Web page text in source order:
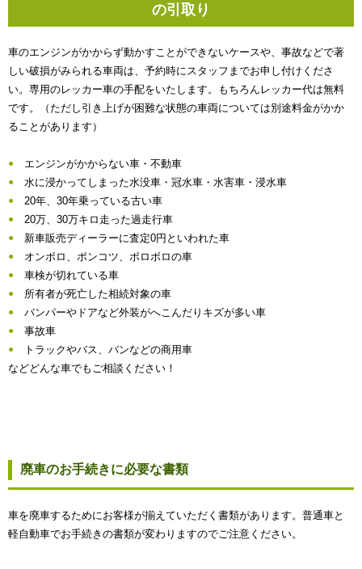
の引取り
車のエンジンがかからず動かすことができないケースや、事故などで著
しい破損がみられる車両は、予約時にスタッフまでお申し付けくださ
い。専用のレッカー車の手配をいたします。もちろんレッカー代は無料
です。（ただし引き上げが困難な状態の車両については別途料金がかか
ることがあります）
エンジンがかからない車・不動車
水に浸かってしまった水没車・冠水車・水害車・浸水車
20年、30年乗っている古い車
20万、30万キロ走った過走行車
新車販売ディーラーに査定0円といわれた車
オンボロ、ポンコツ、ボロボロの車
車検が切れている車
所有者が死亡した相続対象の車
バンパーやドアなど外装がへこんだりキズが多い車
事故車
トラックやバス、バンなどの商用車
などどんな車でもご相談ください！
廃車のお手続きに必要な書類
車を廃車するためにお客様が揃えていただく書類があります。普通車と
軽自動車でお手続きの書類が変わりますのでご注意ください。